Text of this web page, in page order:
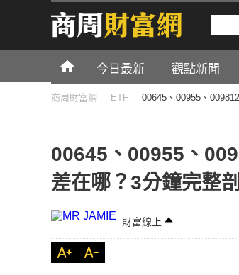
今日最新 觀點新聞
商周財富網 ETF 00645、00955、
00645、00955、
差在哪？3分鐘完整
財富線上